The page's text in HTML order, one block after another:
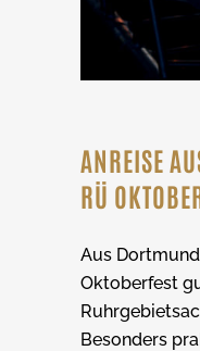
ANREISE
RÜ
Aus
Oktoberfest
Besonders